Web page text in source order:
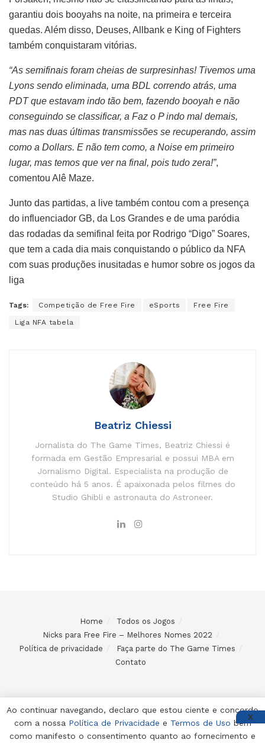
garantiu dois booyahs na noite, na primeira e terceira
quedas. Além disso, Deuses, Allbank e King of Fighters
também conquistaram vitórias.
“As semifinais foram cheias de surpresinhas! Tivemos uma
Lyons sendo eliminada, uma BDL correndo atrás, uma
PDT que estavam indo tão bem, fazendo booyah e não
conseguindo se classificar, a Faz o P indo mal demais,
mas nas duas últimas transmissões se recuperando, assim
como a Dollars. E não tem como, a Noise em primeiro
lugar, mas temos que ver na final, pois tudo zera!”,
comentou Alê Maze.
Junto das partidas, a live também contou com a presença
do influenciador GB, da Los Grandes e de uma paródia
das rodadas da semifinal feita por Rodrigo “Digo” Soares,
que tem a cada dia mais conquistando o público da NFA
com suas produções inusitadas e humor sobre os jogos da
liga
Tags: Competição de Free Fire eSports Free Fire
Liga NFA tabela
Beatriz Chiessi
Jornalista do The Game Times, Beatriz Chiessi é
formada em Gestão Empresarial e possui MBA em
Jornalismo Digital. Especialista na produção de
conteúdo há 5 anos. É apaixonada pelos filmes do
Studio Ghibli e astronauta do Astroneer.
Home
Todos os Jogos
Nicks para Free Fire – Melhores Nomes 2022
Política de privacidade
Faça parte do The Game Times
Contato
© 2024 Desenvolvido e mantido por Code Soluções
Ao continuar navegando, declaro que estou ciente e concordo
com a nossa Política de Privacidade e Termos de Uso bem
como manifesto o consentimento quanto ao fornecimento e
X